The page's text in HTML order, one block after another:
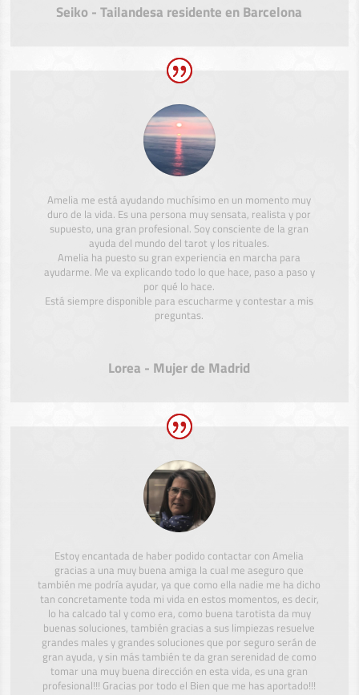
Seiko - Tailandesa residente en Barcelona
Amelia me está ayudando muchísimo en un momento muy
duro de la vida. Es una persona muy sensata, realista y por
supuesto, una gran profesional. Soy consciente de la gran
ayuda del mundo del tarot y los rituales.
Amelia ha puesto su gran experiencia en marcha para
ayudarme. Me va explicando todo lo que hace, paso a paso y
por qué lo hace.
Está siempre disponible para escucharme y contestar a mis
preguntas.
Lorea - Mujer de Madrid
Estoy encantada de haber podido contactar con Amelia
gracias a una muy buena amiga la cual me aseguro que
también me podría ayudar, ya que como ella nadie me ha dicho
tan concretamente toda mi vida en estos momentos, es decir,
lo ha calcado tal y como era, como buena tarotista da muy
buenas soluciones, también gracias a sus limpiezas resuelve
grandes males y grandes soluciones que por seguro serán de
gran ayuda, y sin más también te da gran serenidad de como
tomar una muy buena dirección en esta vida, es una gran
profesional!!! Gracias por todo el Bien que me has aportado!!!